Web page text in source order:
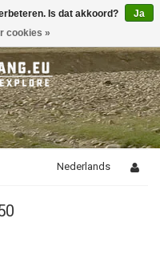
Nederlands
Is dat akkoord?
Ja
cookies »